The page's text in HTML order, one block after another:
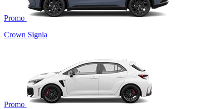
Promo
Crown Signia
Promo